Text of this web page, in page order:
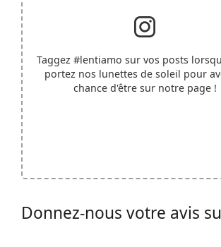
Taggez #lentiamo sur vos posts
portez nos lunettes de soleil pour
chance d'être sur notre page !
Donnez-nous votre avis